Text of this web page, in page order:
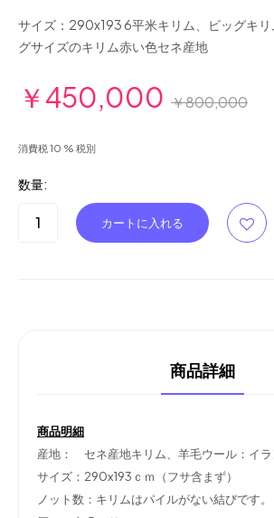
サイズ：290x193 6平米キリム、ビッグキ
グサイズのキリム赤い色セネ産地
￥450,000 ￥800,000
消費税 10 % 税別
数量:
商品詳細
商品明細
産地： セネ産地キリム、羊毛ウール：イラ
サイズ：290x193ｃｍ（フサ含まず）
ノット数：キリムはパイルがない結びです。